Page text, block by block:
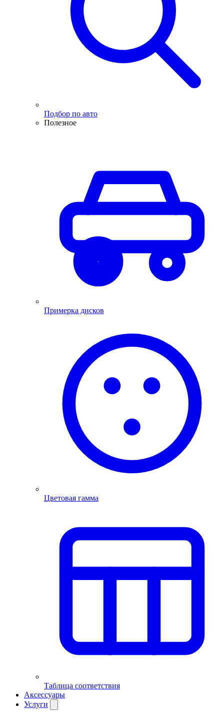
Подбор по авто
Полезное
Примерка дисков
Цветовая гамма
Таблица соответствия
Аксессуары
Услуги